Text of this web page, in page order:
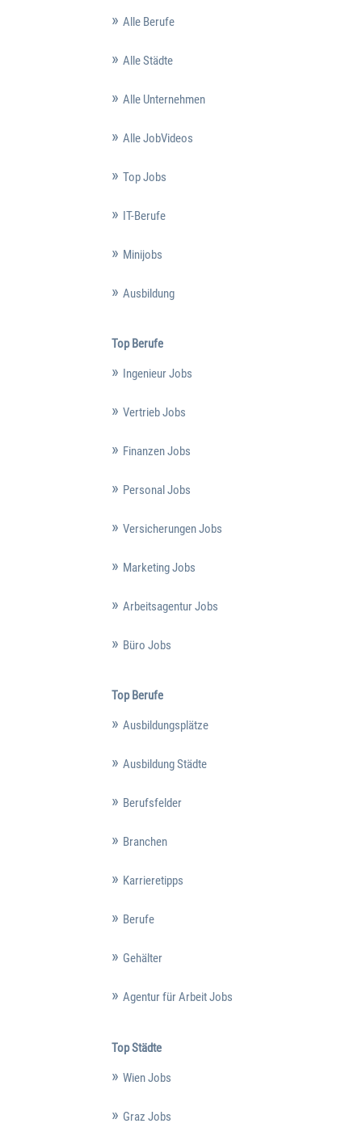
Alle Berufe
Alle Städte
Alle Unternehmen
Alle JobVideos
Top Jobs
IT-Berufe
Minijobs
Ausbildung
Top Berufe
Ingenieur Jobs
Vertrieb Jobs
Finanzen Jobs
Personal Jobs
Versicherungen Jobs
Marketing Jobs
Arbeitsagentur Jobs
Büro Jobs
Top Berufe
Ausbildungsplätze
Ausbildung Städte
Berufsfelder
Branchen
Karrieretipps
Berufe
Gehälter
Agentur für Arbeit Jobs
Top Städte
Wien Jobs
Graz Jobs